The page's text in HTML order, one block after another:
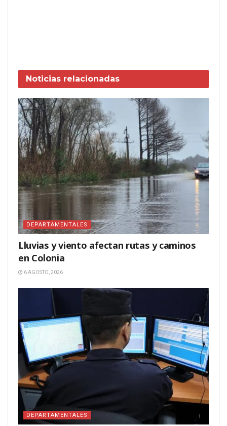
Noticias relacionadas
DEPARTAMENTALES
Lluvias y viento afectan rutas y caminos
en Colonia
6 AGOSTO, 2026
DEPARTAMENTALES